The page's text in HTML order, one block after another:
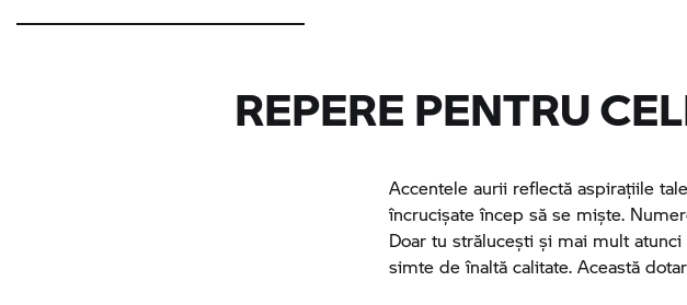
REPERE PENTRU
Accentele aurii reflectă aspirațiile
încrucișate încep să se miște.
Doar tu strălucești și mai mult
simte de înaltă calitate. Această